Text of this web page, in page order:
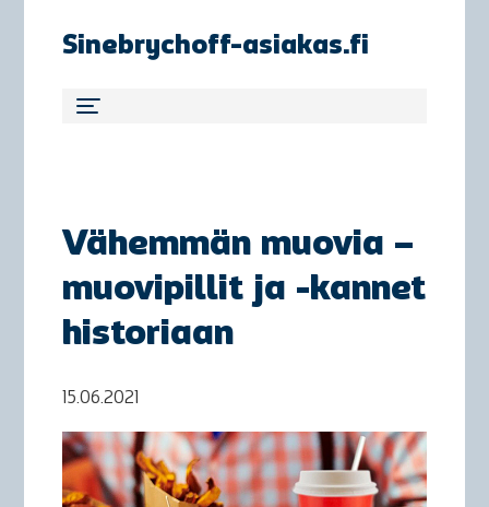
Sinebrychoff-asiakas.fi
Vähemmän muovia –
muovipillit ja -kannet
historiaan
15.06.2021